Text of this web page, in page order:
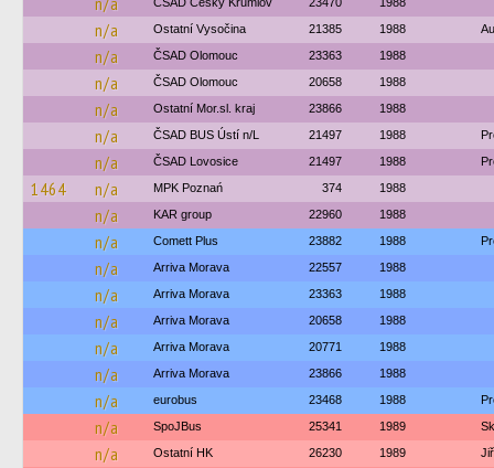
n/a Ostatní Vysočina 21385 1988
n/a ČSAD Olomouc 23363 1988
n/a ČSAD Olomouc 20658 1988
n/a Ostatní Mor.sl. kraj 23866 1988
n/a ČSAD BUS Ústí n/L 21497 1988
n/a ČSAD Lovosice 21497 1988
1464 n/a MPK Poznań 374 1988
n/a KAR group 22960 1988
n/a Comett Plus 23882 1988
n/a Arriva Morava 22557 1988
n/a Arriva Morava 23363 1988
n/a Arriva Morava 20658 1988
n/a Arriva Morava 20771 1988
n/a Arriva Morava 23866 1988
n/a eurobus 23468 1988
n/a SpoJBus 25341 1989
n/a Ostatní HK 26230 1989